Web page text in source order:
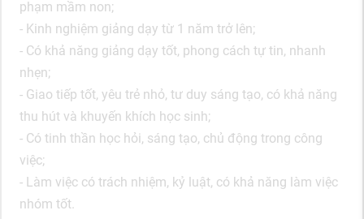
phạm mầm non;
- Kinh nghiệm giảng dạy từ 1 năm trở lên;
- Có khả năng giảng dạy tốt, phong cách tự tin, nhanh
nhẹn;
- Giao tiếp tốt, yêu trẻ nhỏ, tư duy sáng tạo, có khả năng
thu hút và khuyến khích học sinh;
- Có tinh thần học hỏi, sáng tạo, chủ động trong công
việc;
- Làm việc có trách nhiệm, kỷ luật, có khả năng làm việc
nhóm tốt.